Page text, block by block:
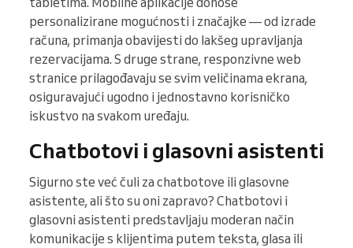
personalizirane mogućnosti i značajke — od izrade
računa, primanja obavijesti do lakšeg upravljanja
rezervacijama. S druge strane, responzivne web
stranice prilagođavaju se svim veličinama ekrana,
osiguravajući ugodno i jednostavno korisničko
iskustvo na svakom uređaju.
Chatbotovi i glasovni asistenti
Sigurno ste već čuli za chatbotove ili glasovne
asistente, ali što su oni zapravo? Chatbotovi i
glasovni asistenti predstavljaju moderan način
komunikacije s klijentima putem teksta, glasa ili